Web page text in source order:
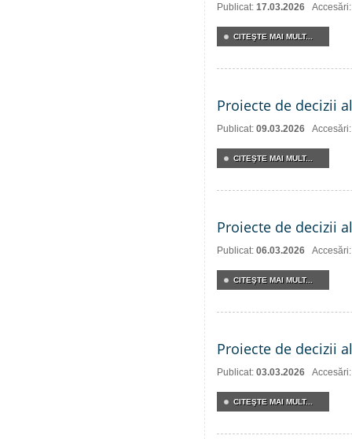
Publicat: 17.03.2026
CITEŞTE MAI MULT...
Proiecte de decizii
Publicat: 09.03.2026
CITEŞTE MAI MULT...
Proiecte de decizii
Publicat: 06.03.2026
CITEŞTE MAI MULT...
Proiecte de decizii
Publicat: 03.03.2026
CITEŞTE MAI MULT...